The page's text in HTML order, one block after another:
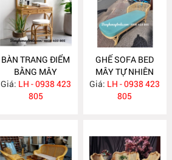
BÀN TRANG ĐIỂM
BẰNG MÂY
MA635
Giá: LH - 0938 423
805
GHẾ SOFA BED
MÂY TỰ NHIÊN
MA625
Giá: LH - 0938 423
805